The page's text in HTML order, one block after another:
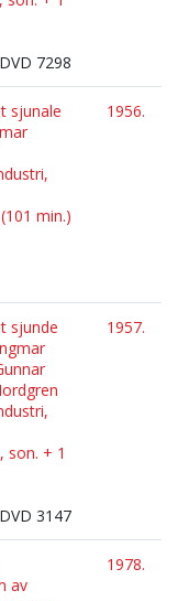
7298
sjunale
min.)
1956.
sjunde
son. + 1
3147
1957.
av
1978.